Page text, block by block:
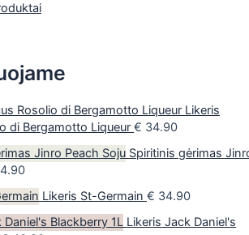
Likeris
di Bergamotto Liqueur € 34.90
Spiritinis gėrimas
4.90
Likeris St-Germain € 34.90
Likeris Jack Daniel's